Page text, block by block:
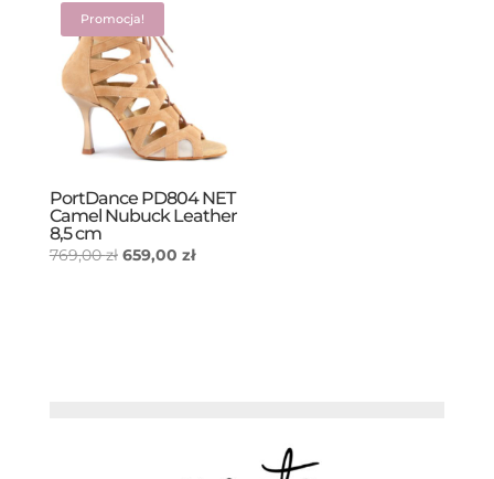
Promocja!
PortDance PD804 NET
Camel Nubuck Leather
8,5 cm
769,00zł Pierwotna
659,00 złAktualna